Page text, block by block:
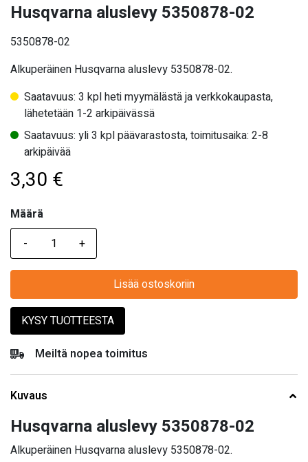
Husqvarna aluslevy 5350878-02
5350878-02
Alkuperäinen Husqvarna aluslevy 5350878-02.
Saatavuus: 3 kpl heti myymälästä ja verkkokaupasta,
lähetetään 1-2 arkipäivässä
Saatavuus: yli 3 kpl päävarastosta, toimitusaika: 2-8
arkipäivää
3,30 €
Määrä
Määrä
Lisää ostoskoriin
KYSY TUOTTEESTA
Meiltä nopea toimitus
Kuvaus
Husqvarna aluslevy 5350878-02
Alkuperäinen Husqvarna aluslevy 5350878-02.